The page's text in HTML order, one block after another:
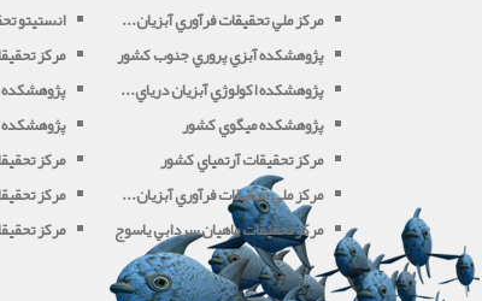
مرکز ملي تحقيقات فرآوري آبزيان...
انستیتو
پژوهشکده آبزي پروري جنوب کشور
مرکز
پژوهشکده اکولوژي آبزيان درياي...
پژوهشکده
پژوهشکده ميگوي کشور
مرکز تحقيقات آرتمياي کشور
مرکز
مرکز ملي تحقيقات فرآوري آبزيان...
مرکز
مرکز تحقيقات ماهيان سردابي ياسوج
مرکز